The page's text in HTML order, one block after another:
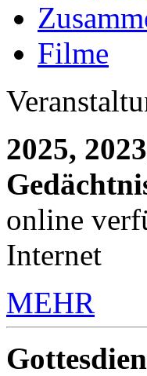
Filme
2025,
online
Internet
MEHR